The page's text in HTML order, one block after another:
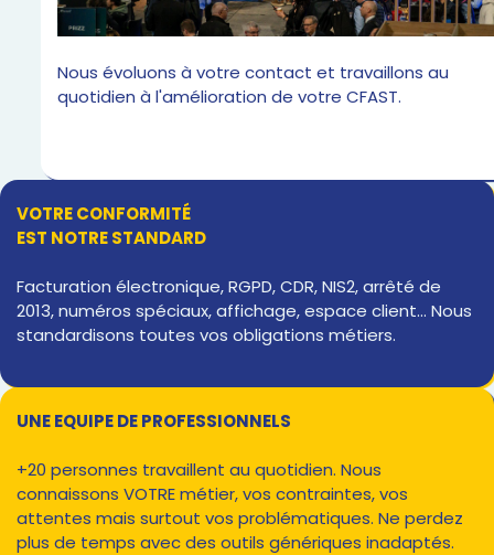
Nous évoluons à votre contact et travaillons au
quotidien à l'amélioration de votre CFAST.
VOTRE CONFORMITÉ
EST NOTRE STANDARD
Facturation électronique, RGPD, CDR, NIS2, arrêté de
2013, numéros spéciaux, affichage, espace client... Nous
standardisons toutes vos obligations métiers.
UNE EQUIPE DE PROFESSIONNELS
+20 personnes travaillent au quotidien. Nous
connaissons VOTRE métier, vos contraintes, vos
attentes mais surtout vos problématiques. Ne perdez
plus de temps avec des outils génériques inadaptés.